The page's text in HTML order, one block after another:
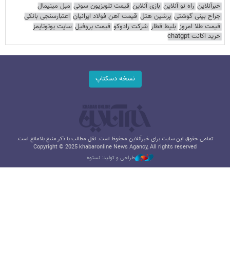
خبرآنلاین راه نو آنلاین بازی آنلاین قیمت تلویزیون سونی مبل مینیمال
جراح بینی گوشتی پرشین هتل قیمت آهن فولاد ایرانیان اعتبارسنجی بانکی
قیمت طلا امروز بلیط قطار شرکت رادوکو قیمت پروفیل سایت یوتوتایمز
خرید اکانت chatgpt
نسخه دسکتاپ
تمامی حقوق این سایت برای خبرآنلاین محفوظ است. نقل مطالب با ذکر منبع بلامانع است.
Copyright © 2025 khabaronline News Agancy, All rights reserved
طراحی و تولید: نستوه